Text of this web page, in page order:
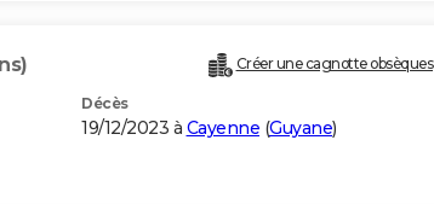
Créer une cagnotte obsèques
Décès
19/12/2023 à Cayenne (Guyane)